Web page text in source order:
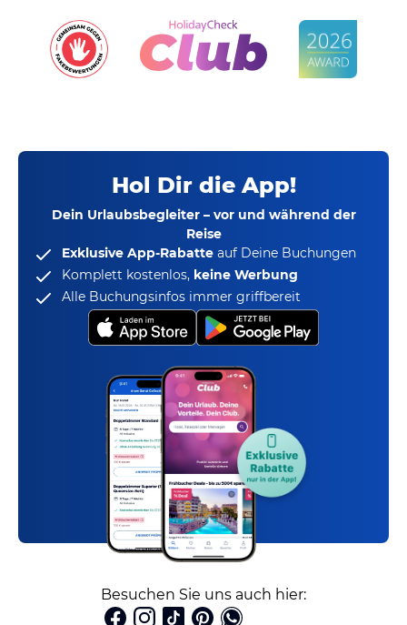
Hol Dir die App!
Dein Urlaubsbegleiter – vor und während der
Reise
Exklusive App-Rabatte auf Deine Buchungen
Komplett kostenlos, keine Werbung
Alle Buchungsinfos immer griffbereit
Besuchen Sie uns auch hier: